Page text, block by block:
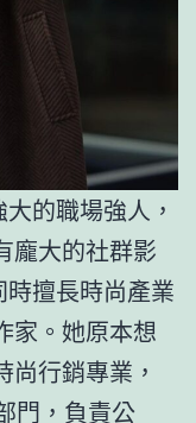
的職場強人，
龐大的社群影
擅長時尚產業
家。她原本想
行銷專業，
門，負責公